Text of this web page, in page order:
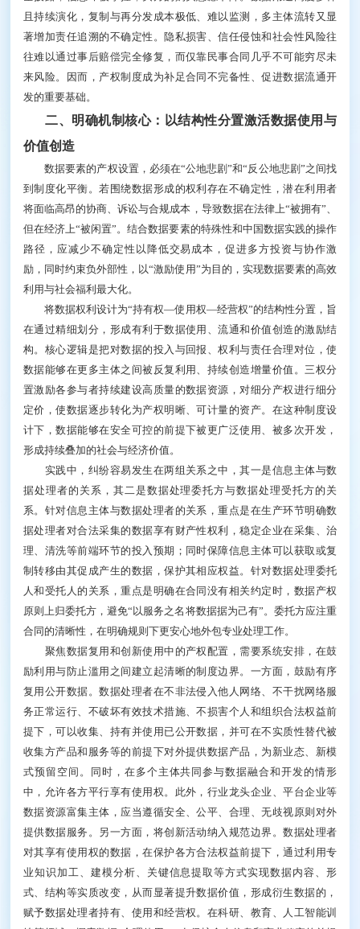
需求和隐私保护要求。
同样，数据也不能被简单纳入知识产权体系。数据
是对客观世界的记录，本身并不必然具有原创性，其经
济价值更多来源于后续清洗、整合、标注、建模和算法
赋能等环节。同时，数据使用伴随着隐私泄露、画像歧
视、算法操纵、市场垄断等风险，这些负外部性，无法
仅通过合同来防范。如果简单引入类似专利的专有权制
度，既可能抬高交易价格，也容易使某些主体把数据控
制力转化为市场垄断，从而在无形中增加新企业的进入
更为关键的是，数据交易受到“信息悖论”和合同不
完备的双重约束。交易之前，购买方难以判断数据质量
和适用性；但数据一旦完全披露，信息即被掌握，买方
的购买意愿下降。数据用途高度多样且持续演化，复制
与再分发成本极低、难以监测，多主体流转又显著增加
责任追溯的不确定性。隐私损害、信任侵蚀和社会性风
乎不可能穷尽未来风险。因而，产权制度成为补足合同
不完备性、促进数据流通开发的重要基础。
二、明确机制核心：以结构性分置激活数据使用与
价值创造
数据要素的产权设置，必须在“公地悲剧”和“反公地
悲剧”之间找到制度化平衡。若围绕数据形成的权利存
在不确定性，潜在利用者将面临高昂的协商、诉讼与合
规成本，导致数据在法律上“被拥有”、但在经济上“被闲
置”。结合数据要素的特殊性和中国数据实践的操作路
径，应减少不确定性以降低交易成本，促进多方投资与
协作激励，同时约束负外部性，以“激励使用”为目的，
实现数据要素的高效利用与社会福利最大化。
将数据权利设计为“持有权—使用权—经营权”的结
构性分置，旨在通过精细划分，形成有利于数据使用、
流通和价值创造的激励结构。核心逻辑是把对数据的投
入与回报、权利与责任合理对位，使数据能够在更多主
体之间被反复利用、持续创造增量价值。三权分置激励
细分定价，使数据逐步转化为产权明晰、可计量的资